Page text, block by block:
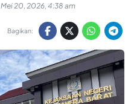
Mei 20, 2026, 4:38 am
Bagikan: